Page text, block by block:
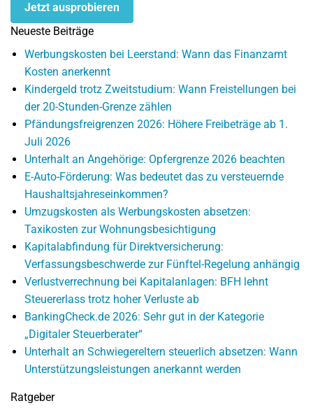
Jetzt ausprobieren
Neueste Beiträge
Werbungskosten bei Leerstand: Wann das Finanzamt
Kosten anerkennt
Kindergeld trotz Zweitstudium: Wann Freistellungen bei
der 20-Stunden-Grenze zählen
Pfändungsfreigrenzen 2026: Höhere Freibeträge ab 1.
Juli 2026
Unterhalt an Angehörige: Opfergrenze 2026 beachten
E-Auto-Förderung: Was bedeutet das zu versteuernde
Haushaltsjahreseinkommen?
Umzugskosten als Werbungskosten absetzen:
Taxikosten zur Wohnungsbesichtigung
Kapitalabfindung für Direktversicherung:
Verfassungsbeschwerde zur Fünftel-Regelung anhängig
Verlustverrechnung bei Kapitalanlagen: BFH lehnt
Steuererlass trotz hoher Verluste ab
BankingCheck.de 2026: Sehr gut in der Kategorie
„Digitaler Steuerberater“
Unterhalt an Schwiegereltern steuerlich absetzen: Wann
Unterstützungsleistungen anerkannt werden
Ratgeber